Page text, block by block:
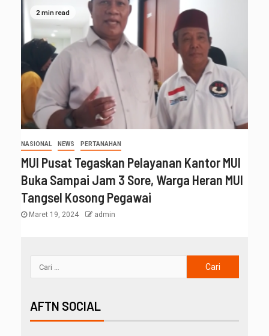
2 min read
NASIONAL NEWS PERTANAHAN
MUI Pusat Tegaskan Pelayanan Kantor MUI
Buka Sampai Jam 3 Sore, Warga Heran MUI
Tangsel Kosong Pegawai
Maret 19, 2024 admin
AFTN SOCIAL